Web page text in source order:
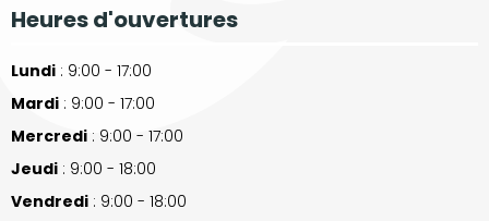
Heures d'ouvertures
Lundi : 9:00 - 17:00
Mardi : 9:00 - 17:00
Mercredi : 9:00 - 17:00
Jeudi : 9:00 - 18:00
Vendredi : 9:00 - 18:00